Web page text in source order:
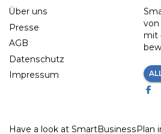
Über uns
Presse
AGB
Datenschutz
Impressum
von
mit
Have a look at SmartBusinessPlan